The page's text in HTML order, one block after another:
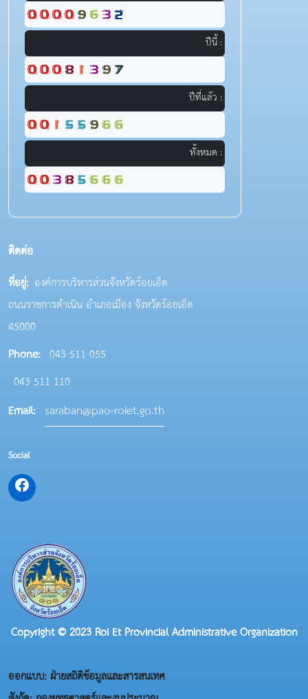
ปีนี้ :
ปีที่แล้ว :
ทั้งหมด :
ติดต่อ
ที่อยู่: องค์การบริหารส่วนจังหวัดร้อยเอ็ด
ถนนราชการดำเนิน อำเภอเมือง จังหวัดร้อยเอ็ด
45000
Phone: 043 511 055
043 511 110
Email: saraban@pao-roiet.go.th
Social
Copyright © 2023 Roi Et Provincial Administrative Organization
ออกแบบ: ฝ่ายสถิติข้อมูลและสารสนเทศ